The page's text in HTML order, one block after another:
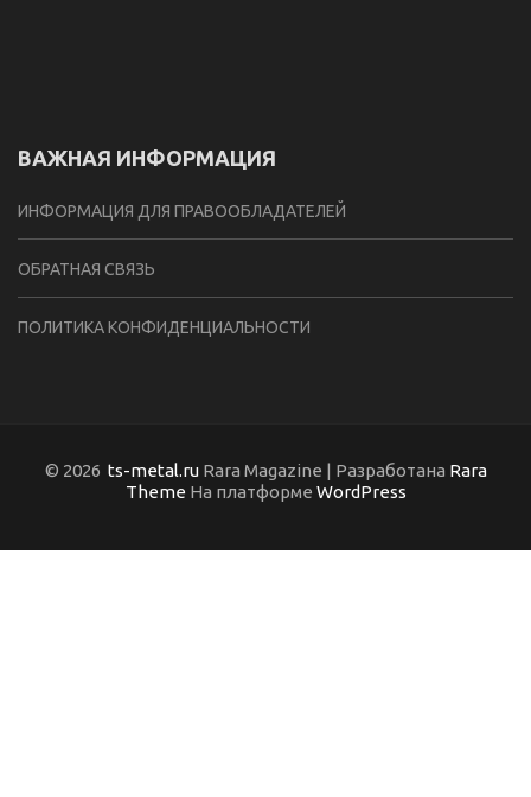
ВАЖНАЯ ИНФОРМАЦИЯ
ИНФОРМАЦИЯ ДЛЯ ПРАВООБЛАДАТЕЛЕЙ
ОБРАТНАЯ СВЯЗЬ
ПОЛИТИКА КОНФИДЕНЦИАЛЬНОСТИ
© 2026 ts-metal.ruRara Magazine | Разработана Rara
Theme На платформе WordPress